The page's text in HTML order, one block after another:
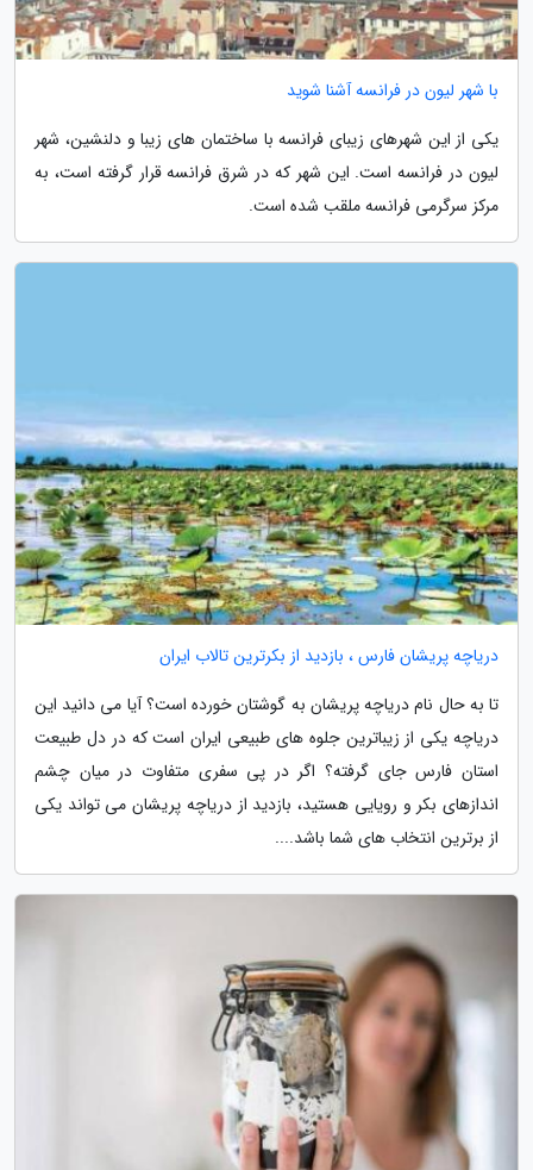
با شهر لیون در فرانسه آشنا شوید
یکی از این شهرهای زیبای فرانسه با ساختمان های زیبا و دلنشین، شهر
لیون در فرانسه است. این شهر که در شرق فرانسه قرار گرفته است، به
مرکز سرگرمی فرانسه ملقب شده است.
دریاچه پریشان فارس ، بازدید از بکرترین تالاب ایران
تا به حال نام دریاچه پریشان به گوشتان خورده است؟ آیا می دانید این
دریاچه یکی از زیباترین جلوه های طبیعی ایران است که در دل طبیعت
استان فارس جای گرفته؟ اگر در پی سفری متفاوت در میان چشم
اندازهای بکر و رویایی هستید، بازدید از دریاچه پریشان می تواند یکی
از برترین انتخاب های شما باشد....